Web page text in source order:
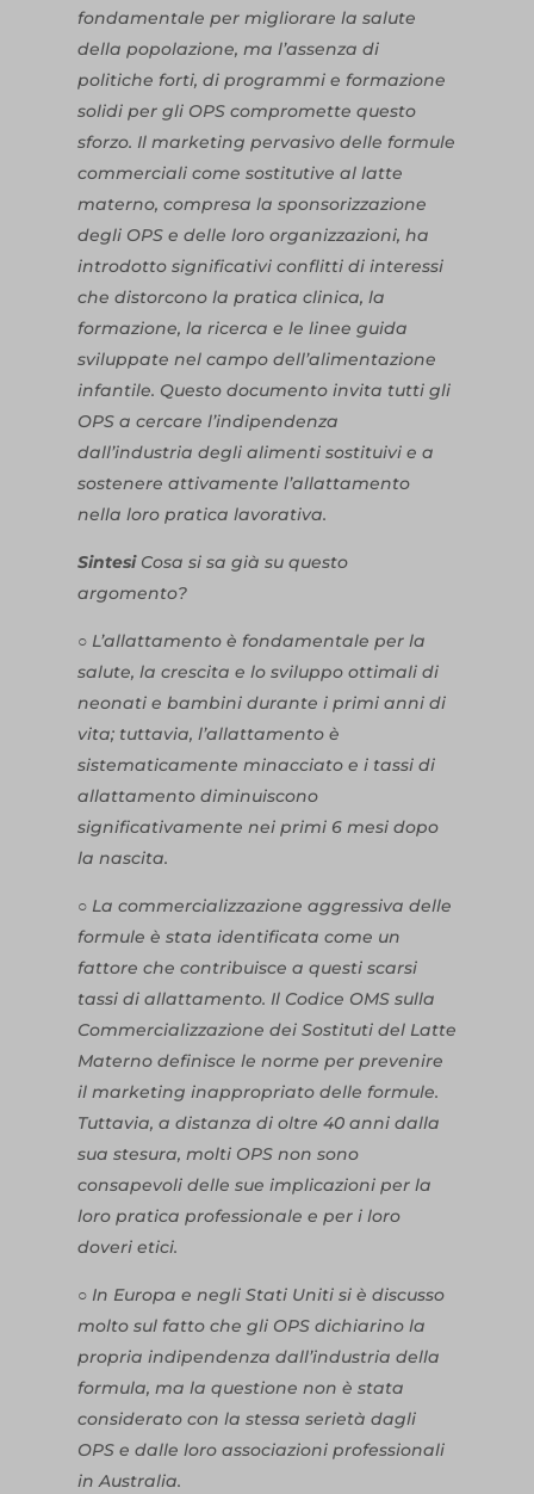
fondamentale per migliorare la salute
della popolazione, ma l’assenza di
politiche forti, di programmi e formazione
solidi per gli OPS compromette questo
sforzo. Il marketing pervasivo delle formule
commerciali come sostitutive al latte
materno, compresa la sponsorizzazione
degli OPS e delle loro organizzazioni, ha
introdotto significativi conflitti di interessi
che distorcono la pratica clinica, la
formazione, la ricerca e le linee guida
sviluppate nel campo dell’alimentazione
infantile. Questo documento invita tutti gli
OPS a cercare l’indipendenza
dall’industria degli alimenti sostituivi e a
sostenere attivamente l’allattamento
nella loro pratica lavorativa.
Sintesi Cosa si sa già su questo
argomento?
○ L’allattamento è fondamentale per la
salute, la crescita e lo sviluppo ottimali di
neonati e bambini durante i primi anni di
vita; tuttavia, l’allattamento è
sistematicamente minacciato e i tassi di
allattamento diminuiscono
significativamente nei primi 6 mesi dopo
la nascita.
○ La commercializzazione aggressiva delle
formule è stata identificata come un
fattore che contribuisce a questi scarsi
tassi di allattamento. Il Codice OMS sulla
Commercializzazione dei Sostituti del Latte
Materno definisce le norme per prevenire
il marketing inappropriato delle formule.
Tuttavia, a distanza di oltre 40 anni dalla
sua stesura, molti OPS non sono
consapevoli delle sue implicazioni per la
loro pratica professionale e per i loro
doveri etici.
○ In Europa e negli Stati Uniti si è discusso
molto sul fatto che gli OPS dichiarino la
propria indipendenza dall’industria della
formula, ma la questione non è stata
considerato con la stessa serietà dagli
OPS e dalle loro associazioni professionali
in Australia.